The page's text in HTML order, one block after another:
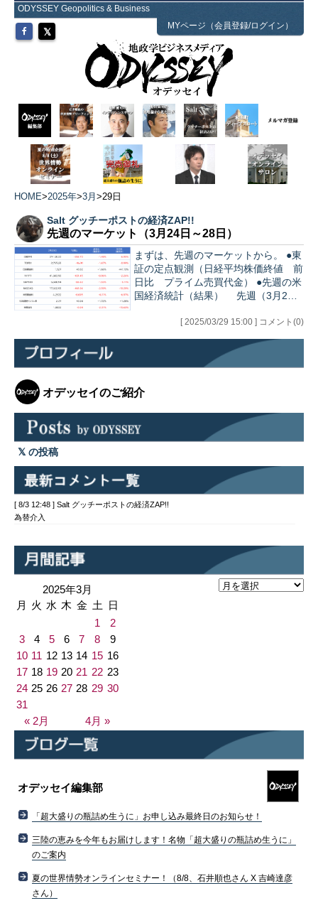
ODYSSEY Geopolitics & Business
MYページ（会員登録/ログイン）
HOME>2025年>3月 >29日
Salt グッチーポストの経済ZAP!!
先週のマーケット（3月24日～28日）
まずは、先週のマーケットから。 ●東
証の定点観測（日経平均株価終値 前
日比 プライム売買代金） ●先週の米
国経済統計（結果） 先週（3月24日
[ 2025/03/29 15:00 ] コメント(0)
オデッセイのご紹介
の投稿
[ 8/3 12:48 ] Salt グッチーポストの経済ZAP!!
為替介入
2025年3月
月 火 水 木 金 土 日
« 2月 4月 »
1
2
3
4 5 6 7 8
9
10 11 12 13 14 15 16
17 18 19 20 21 22 23
24 25 26 27 28 29 30
31
オデッセイ編集部
「超大盛りの瓶詰め生うに」お申し込み最終日のお知らせ！
三陸の恵みを今年もお届けします！名物「超大盛りの瓶詰め生うに」
のご案内
夏の世界情勢オンラインセミナー！（8/8、石井順也さん X 吉崎達彦
さん）